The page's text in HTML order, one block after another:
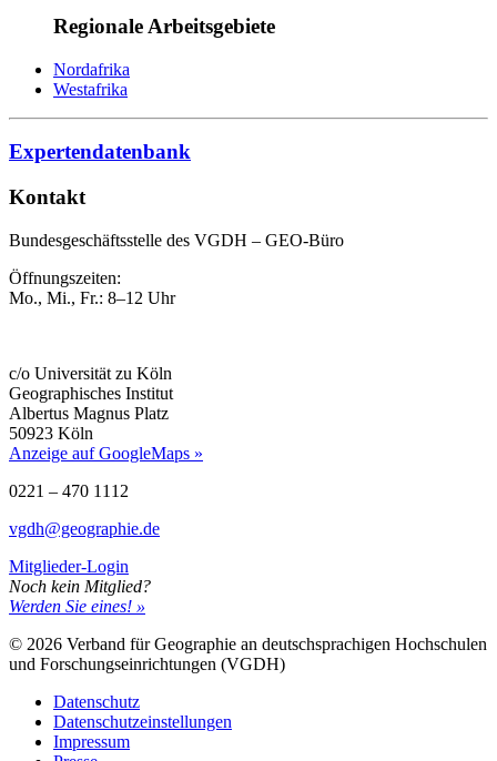
Regionale Arbeitsgebiete
Nordafrika
Westafrika
Expertendatenbank
Kontakt
Bundesgeschäftsstelle des VGDH – GEO-Büro
Öffnungszeiten:
Mo., Mi., Fr.: 8–12 Uhr
c/o Universität zu Köln
Geographisches Institut
Albertus Magnus Platz
50923 Köln
Anzeige auf GoogleMaps »
0221 – 470 1112
vgdh@geographie.de
Mitglieder-Login
Noch kein Mitglied?
Werden Sie eines! »
© 2026 Verband für Geographie an deutschsprachigen Hochschulen
und Forschungseinrichtungen (VGDH)
Datenschutz
Datenschutzeinstellungen
Impressum